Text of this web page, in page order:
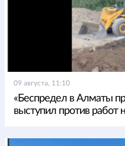
09 августа, 11:10
«Беспредел в Алматы
выступил против работ